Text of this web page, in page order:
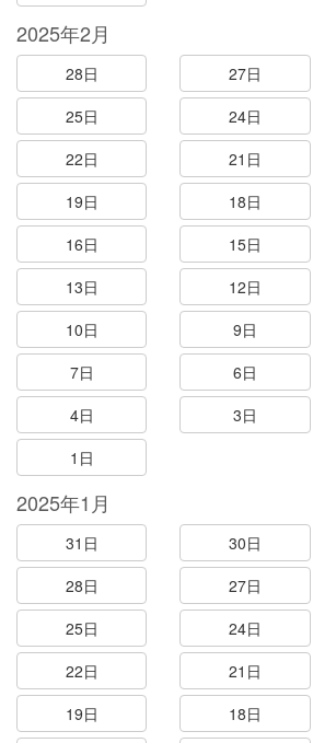
2025年2月
28日 27日
25日
24日
22日
21日
19日
18日
16日
15日
13日
12日
10日
9日
7日
6日
4日
3日
1日
2025年1月
31日 30日
28日
27日
25日
24日
22日
21日
19日
18日